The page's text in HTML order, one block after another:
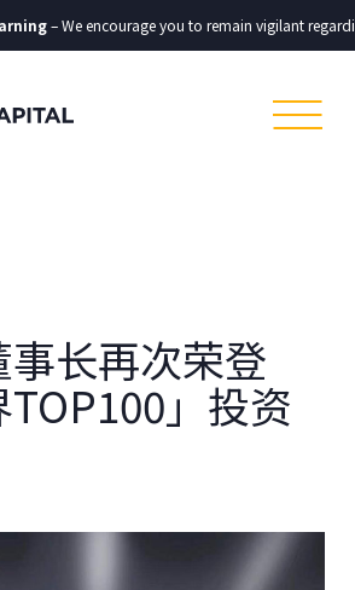
– We encourage you to remain vigilant
长再次荣登
TOP100」投资